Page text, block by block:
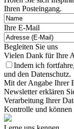
Ihren Posteingang.
Ihre E-Mail
Begleiten Sie uns
Vielen Dank für Ihre
Indem ich
und den Datenschutz.
Mit der Angabe Ihrer
Newsletter erklären
Verarbeitung Ihrer
Kontrolle und können